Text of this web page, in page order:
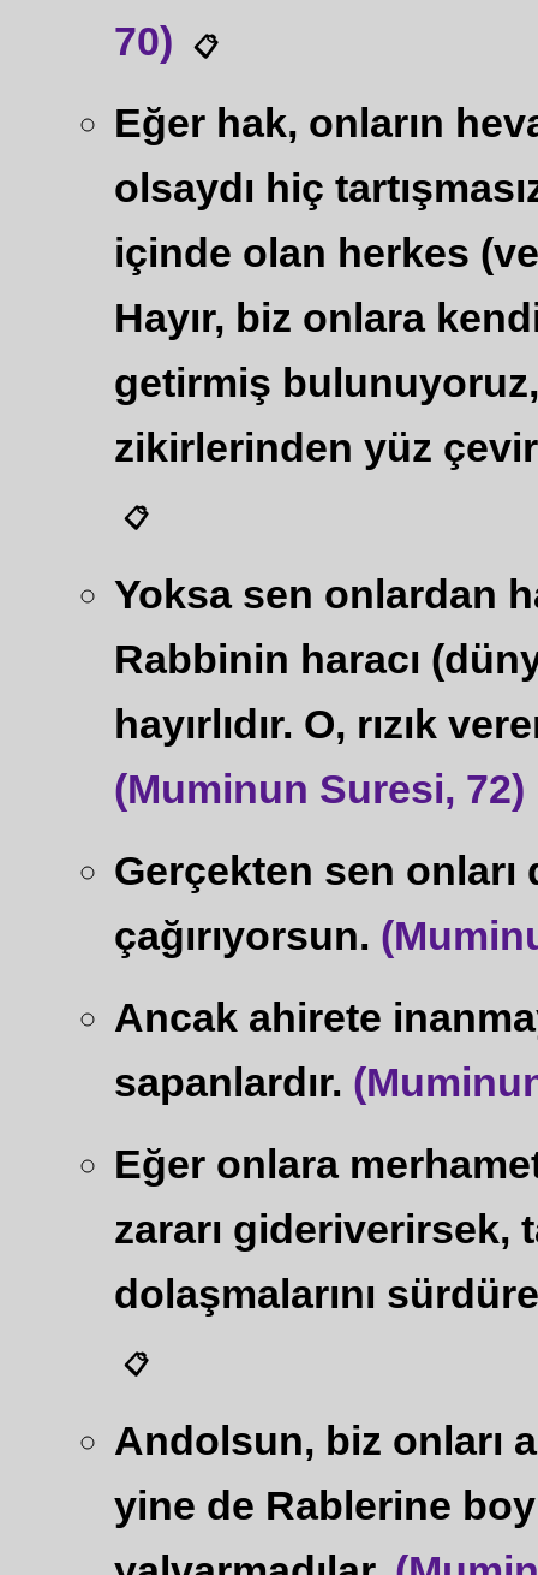
70)
📋
Eğer hak, onların
olsaydı hiç
içinde olan herkes
Hayır, biz onlara
getirmiş
zikirlerinden yüz
📋
Yoksa sen onlardan
Rabbinin haracı
hayırlıdır. O, rızık
(Muminun Suresi, 72)
Gerçekten sen
çağırıyorsun.
Ancak ahirete
sapanlardır.
Eğer onlara
zararı gideriverirsek,
dolaşmalarını
📋
Andolsun, biz onları
yine de Rablerine